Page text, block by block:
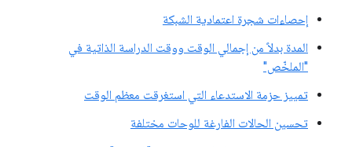
إحصاءات شجرة اعتمادية الشبكة
المدة بدلاً من إجمالي الوقت ووقت الدراسة الذاتية في
"الملخّص"
تمييز حزمة الاستدعاء التي استغرقت معظم الوقت
تحسين الحالات الفارغة للوحات مختلفة